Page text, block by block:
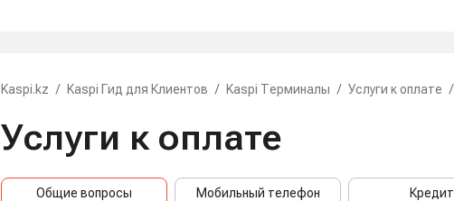
Kaspi.kz / Kaspi Гид для Клиентов / Kaspi Терминалы / Услуги к оплате /
Услуги к оплате
Общие вопросы Мобильный телефон Кредит